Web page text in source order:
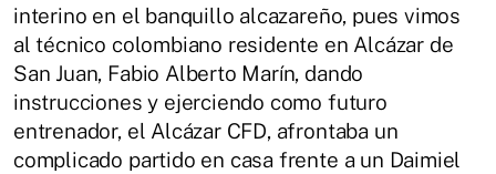
interino en el banquillo alcazareño, pues vimos
al técnico colombiano residente en Alcázar de
San Juan, Fabio Alberto Marín, dando
instrucciones y ejerciendo como futuro
entrenador, el Alcázar CFD, afrontaba un
complicado partido en casa frente a un Daimiel